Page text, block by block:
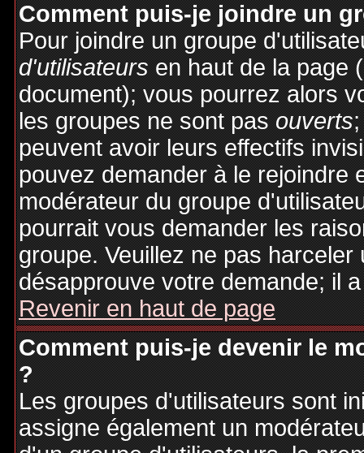
Comment puis-je joindre un
Pour joindre un groupe
d'utilisateursen haut de la page
document); vous pourrez alors
les groupes ne sont pasouverts
peuvent avoir leurs effectifs
pouvez demander à le rejoindre
modérateur du groupe
pourrait vous demander les
groupe. Veuillez ne pas
désapprouve votre demande; il
Revenir en haut de page
Comment puis-je devenir le
?
Les groupes d'utilisateurs sont
assigne également un